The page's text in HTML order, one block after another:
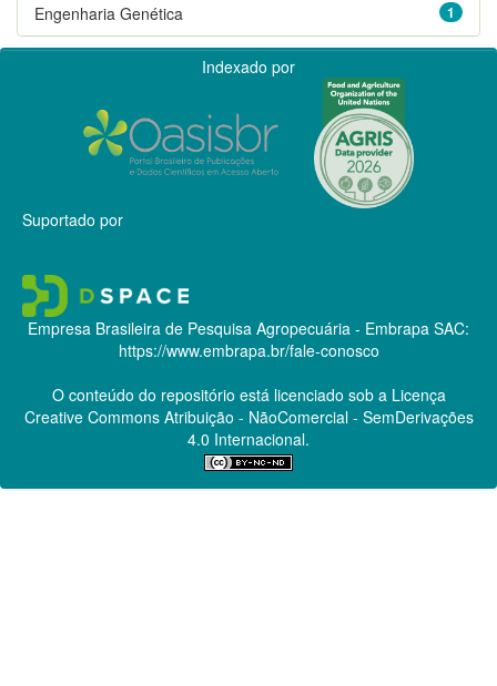
1
Engenharia Genética
Indexado por
Suportado por
Empresa Brasileira de Pesquisa Agropecuária - Embrapa SAC:
https://www.embrapa.br/fale-conosco
O conteúdo do repositório está licenciado sob a Licença
Creative CommonsAtribuição - NãoComercial - SemDerivações
4.0 Internacional.